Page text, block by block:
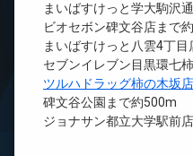
まいばすけっと学大駒沢
ビオセボン碑文谷店まで
まいばすけっと八雲4丁
セブンイレブン目黒環七
ツルハドラッグ柿の木坂店
碑文谷公園まで約500m
ジョナサン都立大学駅前